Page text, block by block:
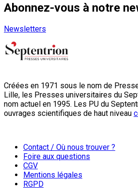
Abonnez-vous à notre
Newsletters
Créées en 1971 sous le nom de
Lille, les Presses universitaires du
nom actuel en 1995. Les PU du
ouvrages scientifiques de haut niveau
Contact / Où nous trouver ?
Foire aux questions
CGV
Mentions légales
RGPD